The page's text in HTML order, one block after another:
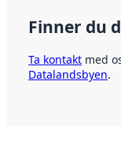
Finner du
Ta kontakt med
Datalandsbyen.